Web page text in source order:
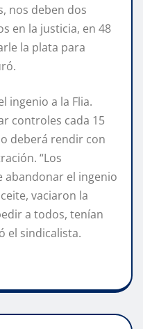
nos deben dos
en la justicia, en 48
la plata para
ingenio a la Flia.
controles cada 15
deberá rendir con
“Los
abandonar el ingenio
vaciaron la
a todos, tenían
el sindicalista.